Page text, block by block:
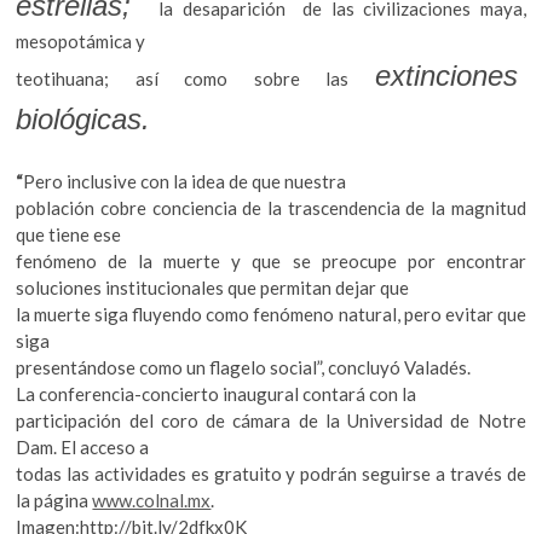
la desaparición de las civilizaciones maya,
mesopotámica y
teotihuana; así como sobre las extinciones
biológicas.
“Pero inclusive con la idea de que nuestra
población cobre conciencia de la trascendencia de la magnitud
que tiene ese
fenómeno de la muerte y que se preocupe por encontrar
soluciones institucionales que permitan dejar que
la muerte siga fluyendo como fenómeno natural, pero evitar que
siga
presentándose como un flagelo social”, concluyó Valadés.
La conferencia-concierto inaugural contará con la
participación del coro de cámara de la Universidad de Notre
Dam. El acceso a
todas las actividades es gratuito y podrán seguirse a través de
la páginawww.colnal.mx.
Imagen:http://bit.ly/2dfkx0K